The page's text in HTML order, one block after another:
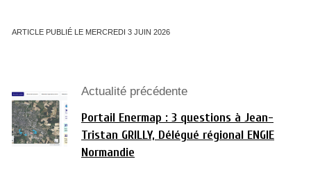
ARTICLE PUBLIÉ LE MERCREDI 3 JUIN 2026
Actualité précédente
Portail Enermap : 3 questions à Jean-
Tristan GRILLY, Délégué régional ENGIE
Normandie